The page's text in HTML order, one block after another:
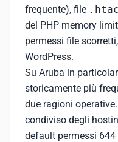
frequente), file
del PHP memory
permessi file
WordPress.
Su Aruba in
storicamente più
due ragioni
condiviso degli
default permessi